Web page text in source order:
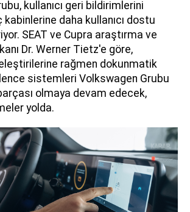
kullanıcı geri bildirimlerini
daha kullanıcı dostu
SEAT ve Cupra araştırma ve
Dr. Werner Tietz'e göre,
rağmen dokunmatik
sistemleri Volkswagen Grubu
olmaya devam edecek,
yolda.